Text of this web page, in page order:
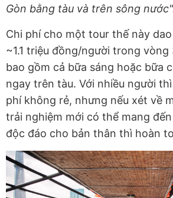
Gòn bằng tàu và trên sông
Chi phí cho một tour thế này
~1.1 triệu đồng/người trong
bao gồm cả bữa sáng hoặc bữa
ngay trên tàu. Với nhiều người
phí không rẻ, nhưng nếu xét về
trải nghiệm mới có thể mang
độc đáo cho bản thân thì hoàn